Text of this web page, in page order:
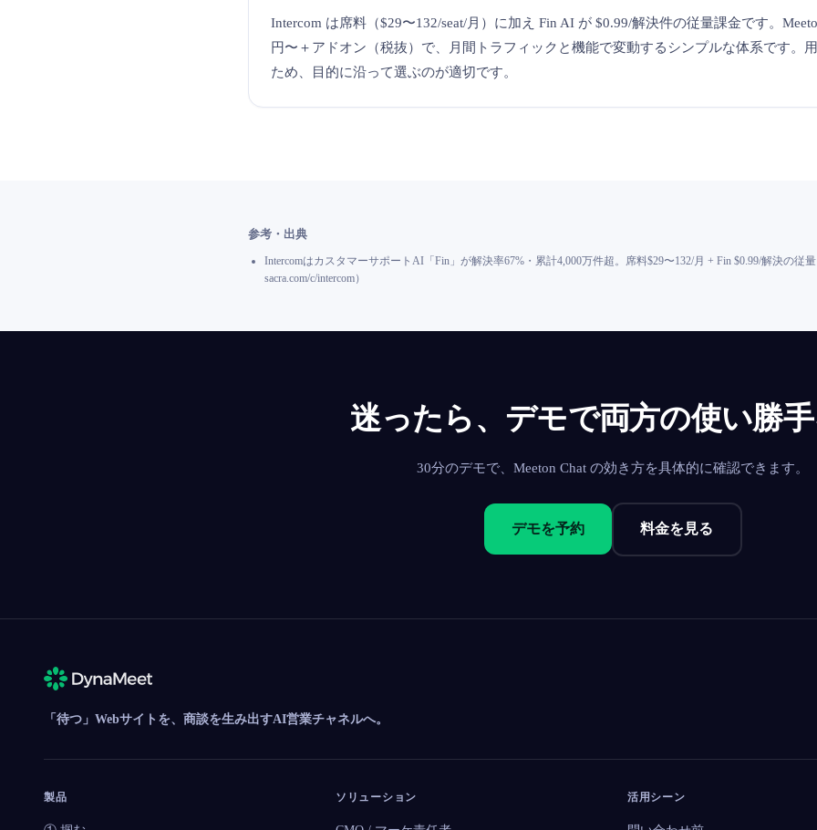
Intercom は席料（$29〜132/seat/月）に加え Fin AI が $0.99/解決件の従量課金です。
円〜＋アドオン（税抜）で、月間トラフィックと機能で変動するシンプルな体系です。
ため、目的に沿って選ぶのが適切です。
参考・出典
IntercomはカスタマーサポートAI「Fin」が解決率67%・累計4,000万件超。席料$29〜132/月 + Fin $0.99/解決の従量
sacra.com/c/intercom）
迷ったら、デモで両方の使い勝
30分のデモで、Meeton Chat の効き方を具体的に確認できます。
デモを予約 料金を見る
「待つ」Webサイトを、商談を生み出すAI営業チャネルへ。
製品 ソリューション 活用シーン